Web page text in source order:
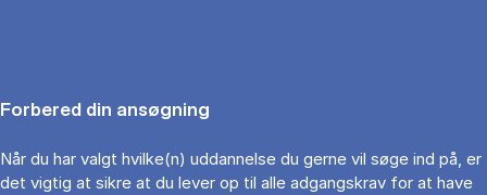
Forbered din ansøgning
Når du har valgt hvilke(n) uddannelse du gerne vil søge ind på, er
det vigtig at sikre at du lever op til alle adgangskrav for at have